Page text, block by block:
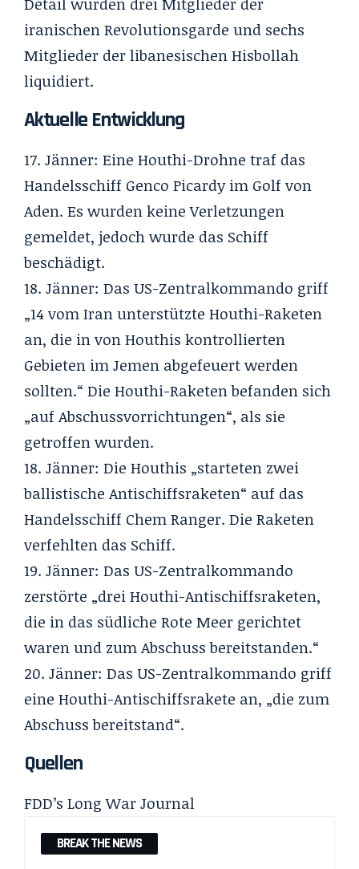
iranischen Revolutionsgarde und sechs
Mitglieder der libanesischen Hisbollah
liquidiert.
Aktuelle Entwicklung
17. Jänner: Eine Houthi-Drohne traf das
Handelsschiff Genco Picardy im Golf von
Aden. Es wurden keine Verletzungen
gemeldet, jedoch wurde das Schiff
beschädigt.
18. Jänner: Das US-Zentralkommando griff
„14 vom Iran unterstützte Houthi-Raketen
an, die in von Houthis kontrollierten
Gebieten im Jemen abgefeuert werden
sollten.“ Die Houthi-Raketen befanden sich
„auf Abschussvorrichtungen“, als sie
getroffen wurden.
18. Jänner: Die Houthis „starteten zwei
ballistische Antischiffsraketen“ auf das
Handelsschiff Chem Ranger. Die Raketen
verfehlten das Schiff.
19. Jänner: Das US-Zentralkommando
zerstörte „drei Houthi-Antischiffsraketen,
die in das südliche Rote Meer gerichtet
waren und zum Abschuss bereitstanden.“
20. Jänner: Das US-Zentralkommando griff
eine Houthi-Antischiffsrakete an, „die zum
Abschuss bereitstand“.
Quellen
FDD’s Long War Journal
BREAK THE NEWS